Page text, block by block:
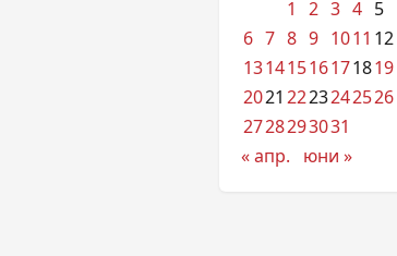
1
2 3 4 5
6 7 8 9 1011 12
13141516171819
2021 2223242526
2728293031
« апр.
юни »